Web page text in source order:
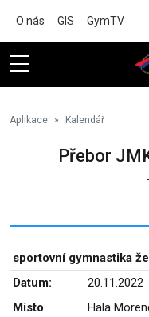
O nás GIS GymTV
Aplikace Kalendář
Přebor
sportovní gymnastika
Datum:
20.11.2022
Místo
Hala